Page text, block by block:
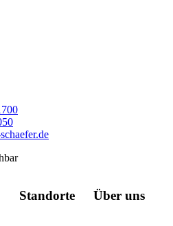
Standorte Über uns